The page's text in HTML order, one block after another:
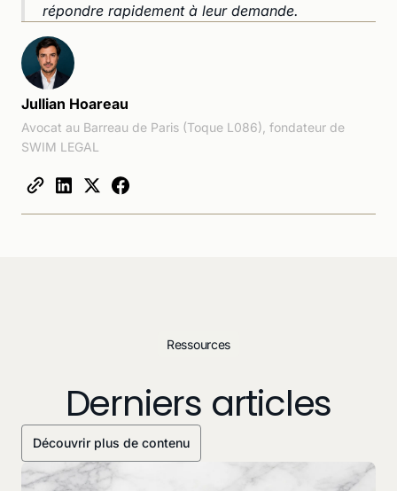
répondre rapidement à leur demande.
Jullian Hoareau
Avocat au Barreau de Paris (Toque L086), fondateur de
SWIM LEGAL
Ressources
Derniers articles
Découvrir plus de contenu